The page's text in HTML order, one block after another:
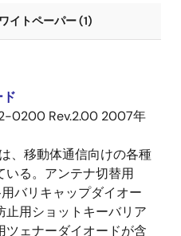
イトペーパー (1)
0200 Rev.2.00 2007年
、移動体通信向けの各種
いる。アンテナ切替用
バリキャップダイオー
止用ショットキーバリア
ツェナーダイオードが含